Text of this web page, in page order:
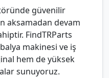
güvenilir
aksamadan devam
FindTRParts
makinesi ve iş
hem de yüksek
sunuyoruz.